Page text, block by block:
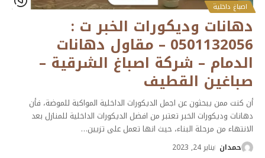
اصباغ داخلية
دهانات وديكورات الخبر ت :
0501132056 – مقاول دهانات
الدمام – شركة اصباغ الشرقية –
صباغين القطيف
أن كنت ممن يبحثون عن اجمل الديكورات الداخلية المواكبة للموضة، فأن
دهانات وديكورات الخبر تعتبر من افضل الديكورات الداخلية للمنازل بعد
الانتهاء من مرحلة البناء، حيث انها تعمل على تزيين…
حمدان يناير 24, 2023